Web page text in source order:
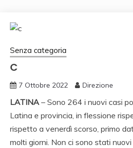
Senza categoria
C
7 Ottobre 2022 Direzione
LATINA – Sono 264 i nuovi casi
Latina e provincia, in flessione
rispetto a venerdì scorso, primo
molti giorni. Non ci sono stati